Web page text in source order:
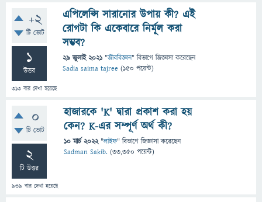
+2
টি ভোট
1
উত্তর
313 বার দেখা হয়েছে
এপিলেপ্সি সারানোর উপায় কী? এই
রোগটা কি একেবারে নির্মূল করা
সম্ভব?
29 জুলাই 2021 "জীববিজ্ঞান" বিভাগে জিজ্ঞাসাকরেছেন
Sadia saima tajree (150 পয়েন্ট)
0
টি ভোট
2
টি উত্তর
939 বার দেখা হয়েছে
হাজারকে 'K' দ্বারা প্রকাশ করা হয়
কেন? K-এর সম্পূর্ণ অর্থ কী?
10 মার্চ 2022 "লাইফ" বিভাগে জিজ্ঞাসাকরেছেন
Sadman Sakib. (33,350 পয়েন্ট)